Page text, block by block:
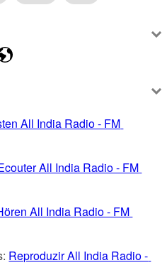
All India Radio - FM
All India Radio - FM
All India Radio - FM
Reproduzir All India Radio -